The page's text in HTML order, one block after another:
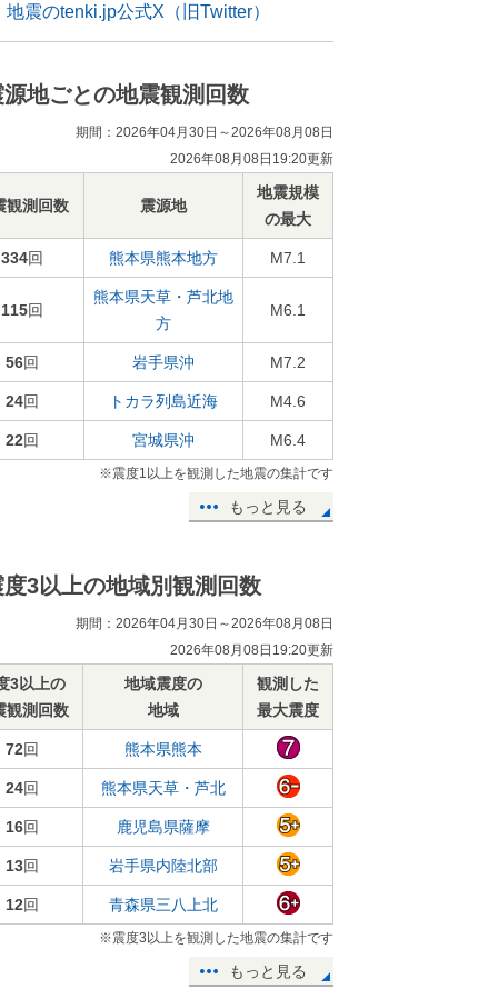
地震のtenki.jp公式X（旧Twitter）
源地ごとの地震観測回数
期間：2026年04月30日～2026年08月08日
2026年08月08日19:20更新
観測回数 震源地
地震規模
の最大
334回 熊本県熊本地方 M7.1
115回
熊本県天草・芦北地
方
M6.1
56回 岩手県沖 M7.2
24回 トカラ列島近海 M4.6
22回 宮城県沖 M6.4
※震度1以上を観測した地震の集計です
もっと見る
度3以上の地域別観測回数
期間：2026年04月30日～2026年08月08日
2026年08月08日19:20更新
3以上の
観測回数
地域震度の
地域
観測した
最大震度
72回 熊本県熊本
24回 熊本県天草・芦北
16回 鹿児島県薩摩
13回 岩手県内陸北部
12回 青森県三八上北
※震度3以上を観測した地震の集計です
もっと見る